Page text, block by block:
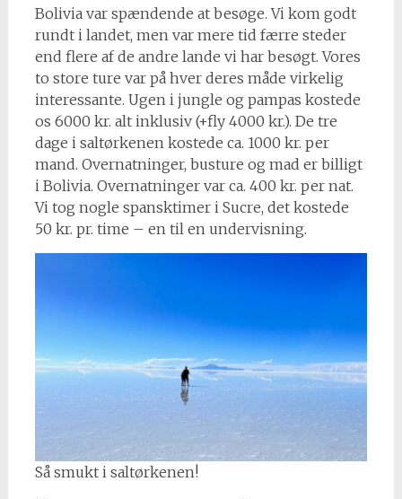
Bolivia var spændende at besøge. Vi kom godt
rundt i landet, men var mere tid færre steder
end flere af de andre lande vi har besøgt. Vores
to store ture var på hver deres måde virkelig
interessante. Ugen i jungle og pampas kostede
os 6000 kr. alt inklusiv (+fly 4000 kr.). De tre
dage i saltørkenen kostede ca. 1000 kr. per
mand. Overnatninger, busture og mad er billigt
i Bolivia. Overnatninger var ca. 400 kr. per nat.
Vi tog nogle spansktimer i Sucre, det kostede
50 kr. pr. time – en til en undervisning.
Så smukt i saltørkenen!